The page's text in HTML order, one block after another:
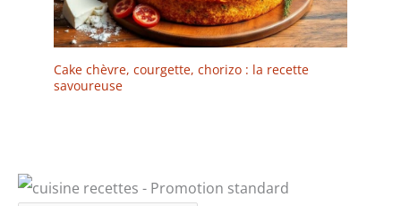
Cake chèvre, courgette, chorizo : la recette
savoureuse